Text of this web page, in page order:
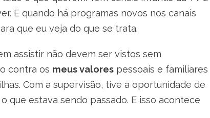
E quando há programas novos nos canais
que eu veja do que se trata.
assistir não devem ser vistos sem
contra os meus valores pessoais e familiares
Com a supervisão, tive a oportunidade de
que estava sendo passado. E isso acontece